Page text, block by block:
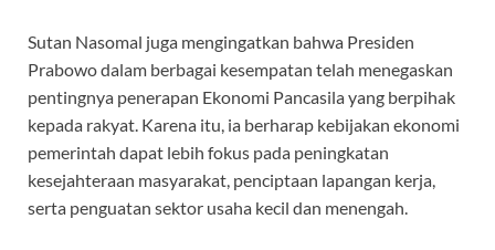
Sutan Nasomal juga mengingatkan bahwa Presiden
Prabowo dalam berbagai kesempatan telah menegaskan
pentingnya penerapan Ekonomi Pancasila yang berpihak
kepada rakyat. Karena itu, ia berharap kebijakan ekonomi
pemerintah dapat lebih fokus pada peningkatan
kesejahteraan masyarakat, penciptaan lapangan kerja,
serta penguatan sektor usaha kecil dan menengah.